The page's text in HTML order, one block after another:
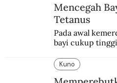
Mencegah
Tetanus
Pada awal
bayi cukup
Kuno